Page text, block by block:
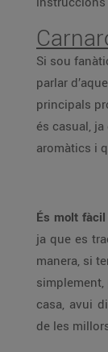
Si sou
parlar
principals
és casual,
aromàtics i
És molt fàcil
ja que es
manera, si
simplement,
casa, avui
de les